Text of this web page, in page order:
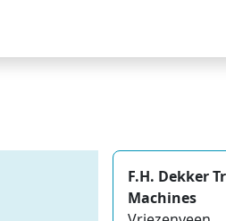
F.H. Dekker
Machines